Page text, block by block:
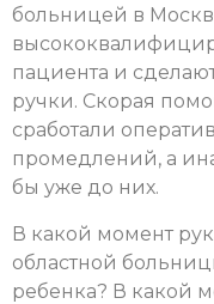
больницей в
пациента и
ручки. Скорая
сработали
промедлений, а
бы уже до них.
В какой момент
областной
ребенка? В какой